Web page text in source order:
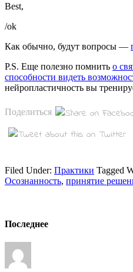
Best,
/ok
Как обычно, будут вопросы —
P.S. Еще полезно помнить о
способности видеть
нейропластичность вы
Поделиться
Filed Under: Практики Tagged
Осознанность, принятие
Последнее